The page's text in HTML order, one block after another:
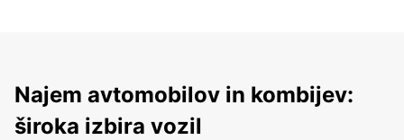
Najem avtomobilov in kombijev:
široka izbira vozil